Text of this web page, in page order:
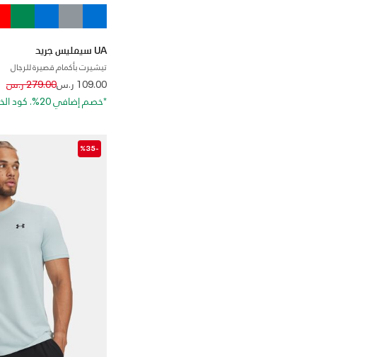
UA سيمليس جريد
تيشيرت بأكمام قصيرة للرجال
109.00 ر.سPrice reduced from
279.00 ر.سto
*خصم إضافي 20%. كود الخصم: EXTRA20
-%35